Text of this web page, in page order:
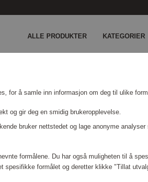
ALLE PRODUKTER KATEGORIER
for å samle inn informasjon om deg til ulike
og gir deg en smidig brukeropplevelse.
bruker nettstedet og lage anonyme analyser
formålene. Du har også muligheten til å
spesifikke formålet og deretter klikke "Tillat